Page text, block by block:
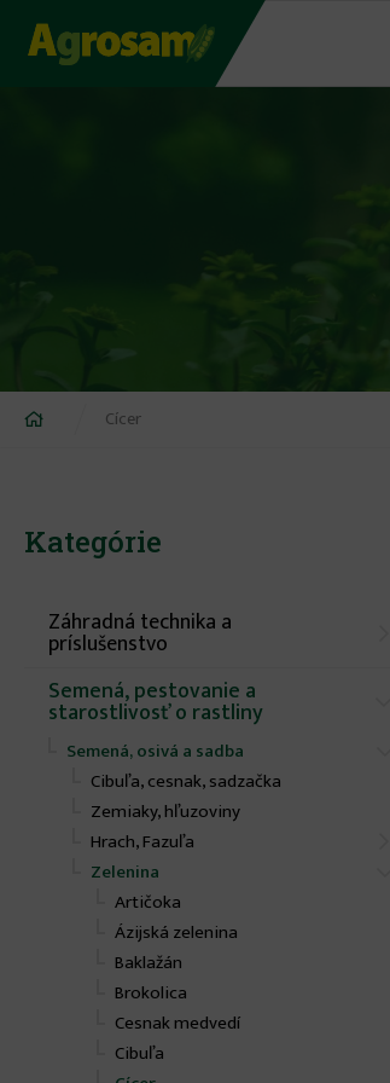
Jump
Nachádzate
Cícer
Kategórie
Záhradná technika a
príslušenstvo
Semená, pestovanie a
starostlivosť o rastliny
Semená, osivá a sadba
Cibuľa, cesnak, sadzačka
Zemiaky, hľuzoviny
Hrach, Fazuľa
Zelenina
Artičoka
Ázijská zelenina
Baklažán
Brokolica
Cesnak medvedí
Cibuľa